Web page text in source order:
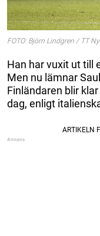
FOTO: Björn Lindgren / TT
Han har vuxit ut till
Men nu lämnar
Finländaren blir
dag, enligt